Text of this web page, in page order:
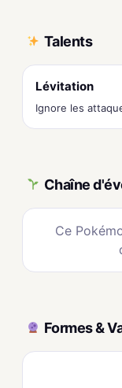
Talents
Lévitation
Ignore les
Chaîne
Ce
Formes &